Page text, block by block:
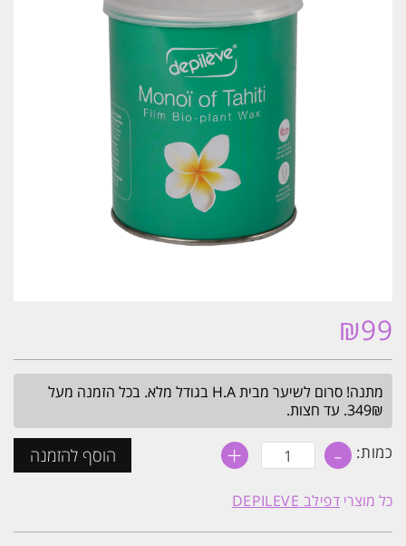
₪99
מתנה! סרום לשיער מבית H.A בגודל מלא. בכל הזמנה מעל
349₪. עד חצות.
כמות: - כמות
של
מנוי
MONOI
TAHITI
+ הוסף להזמנה
כל מוצרי דפילב DEPILEVE